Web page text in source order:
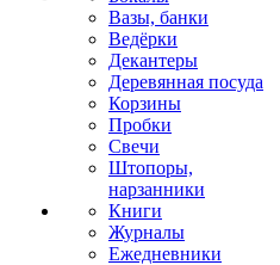
Вазы, банки
Ведёрки
Декантеры
Деревянная посуда
Корзины
Пробки
Свечи
Штопоры,
нарзанники
Книги
Журналы
Ежедневники